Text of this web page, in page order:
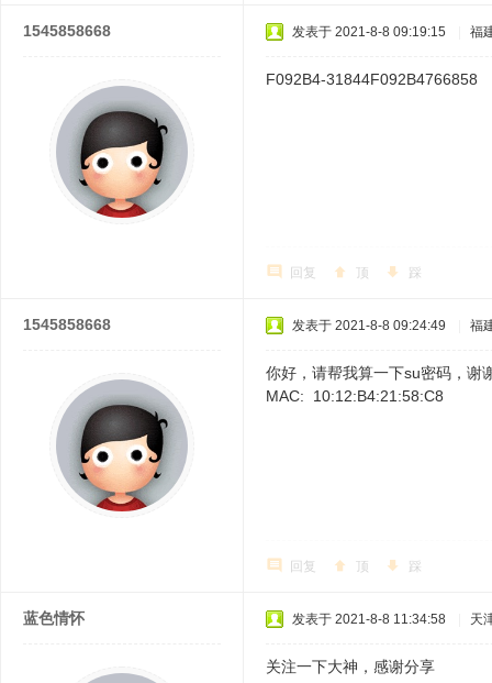
1545858668 发表于 2021-8-8 09:19:15 福
F092B4-31844F092B4766858
回复 顶 踩
1545858668 发表于 2021-8-8 09:24:49 福
你好，请帮我算一下su密码，谢
MAC: 10:12:B4:21:58:C8
回复 顶 踩
蓝色情怀 发表于 2021-8-8 11:34:58 天
关注一下大神，感谢分享